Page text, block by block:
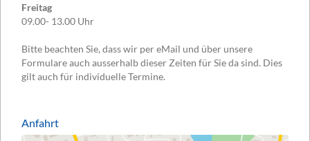
Freitag
09.00- 13.00 Uhr
Bitte beachten Sie, dass wir per eMail und über unsere
Formulare auch ausserhalb dieser Zeiten für Sie da sind. Dies
gilt auch für individuelle Termine.
Anfahrt